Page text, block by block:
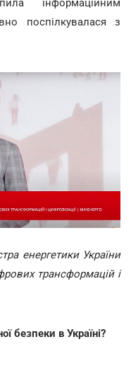
інформаційним
поспілкувалася з
енергетики України
трансформацій і
безпеки в Україні?